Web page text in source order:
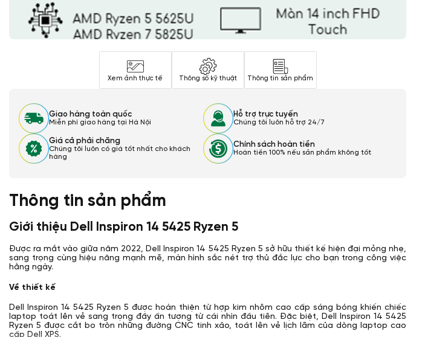
Xem ảnh thực tế Thông số kỹ thuật Thông tin sản phẩm
Giao hàng toàn quốc
Miễn phí giao hàng tại Hà Nội
Hỗ trợ trực tuyến
Chúng tôi luôn hỗ trợ 24/7
Giá cả phải chăng
Chúng tôi luôn có giá tốt nhất cho khách
hàng
Chính sách hoàn tiền
Hoàn tiền 100% nếu sản phẩm không tốt
Thông tin sản phẩm
Giới thiệu Dell Inspiron 14 5425 Ryzen 5
Được ra mắt vào giữa năm 2022, Dell Inspiron 14 5425 Ryzen 5 sở hữu thiết kế hiện đại mỏng nhẹ,
sang trọng cùng hiệu năng mạnh mẽ, màn hình sắc nét trợ thủ đắc lực cho bạn trong công việc
hằng ngày.
Về thiết kế
Dell Inspiron 14 5425 Ryzen 5 được hoàn thiện từ hợp kim nhôm cao cấp sáng bóng khiến chiếc
laptop toát lên vẻ sang trọng đầy ấn tượng từ cái nhìn đầu tiên. Đặc biệt, Dell Inspiron 14 5425
Ryzen 5 được cắt bo tròn những đường CNC tinh xảo, toát lên vẻ lịch lãm của dòng laptop cao
cấp Dell XPS.